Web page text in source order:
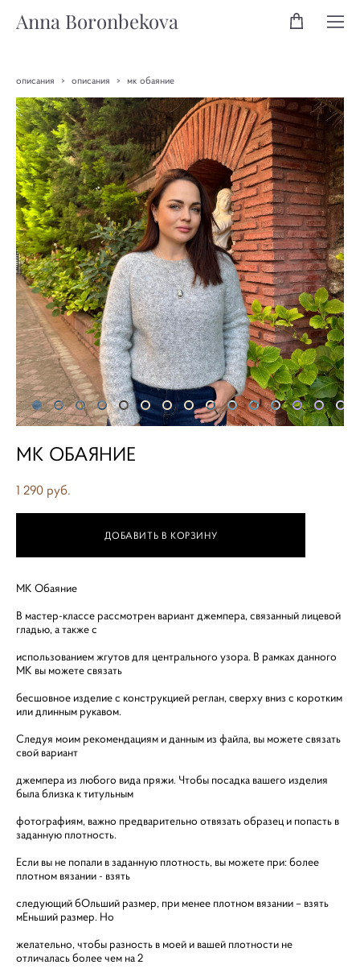
Anna Boronbekova
описания > описания > мк обаяние
МК ОБАЯНИЕ
1 290 pуб.
ДОБАВИТЬ В КОРЗИНУ
МК Обаяние
В мастер-классе рассмотрен вариант джемпера, связанный лицевой
гладью, а также с
использованием жгутов для центрального узора. В рамках данного
МК вы можете связать
бесшовное изделие с конструкцией реглан, сверху вниз с коротким
или длинным рукавом.
Следуя моим рекомендациям и данным из файла, вы можете связать
свой вариант
джемпера из любого вида пряжи. Чтобы посадка вашего изделия
была близка к титульным
фотографиям, важно предварительно отвязать образец и попасть в
заданную плотность.
Если вы не попали в заданную плотность, вы можете при: более
плотном вязании - взять
следующий бОльший размер, при менее плотном вязании – взять
мЕньший размер. Но
желательно, чтобы разность в моей и вашей плотности не
отличалась более чем на 2